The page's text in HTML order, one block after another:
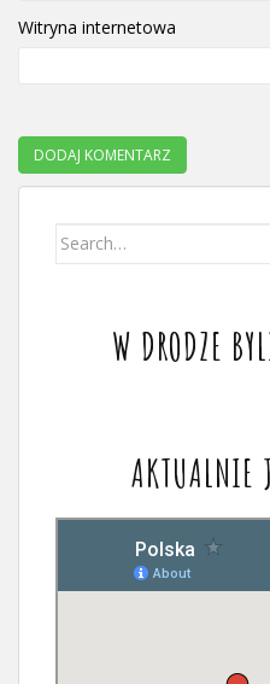
Witryna internetowa
Search
W DRODZE
AKTUALNIE